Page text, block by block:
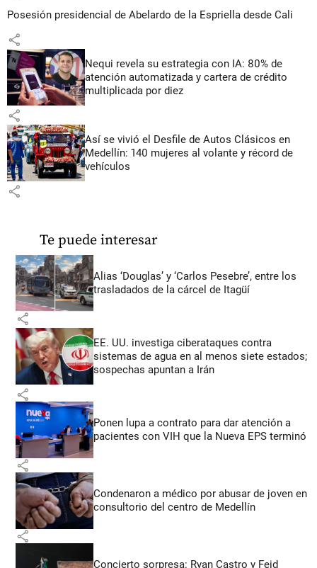
Posesión presidencial de Abelardo de la Espriella desde Cali
share
Nequi revela su estrategia con IA: 80% de
atención automatizada y cartera de crédito
multiplicada por diez
share
Así se vivió el Desfile de Autos Clásicos en
Medellín: 140 mujeres al volante y récord de
vehículos
share
Te puede interesar
Alias ‘Douglas’ y ‘Carlos Pesebre’, entre los
trasladados de la cárcel de Itagüí
share
EE. UU. investiga ciberataques contra
sistemas de agua en al menos siete estados;
sospechas apuntan a Irán
share
Ponen lupa a contrato para dar atención a
pacientes con VIH que la Nueva EPS terminó
share
Condenaron a médico por abusar de joven en
consultorio del centro de Medellín
share
Concierto sorpresa: Ryan Castro y Feid